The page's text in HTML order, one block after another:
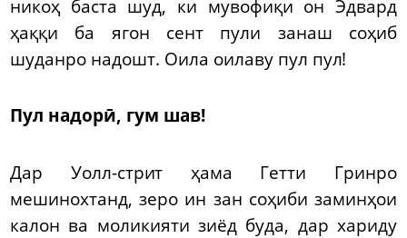
никоҳ баста шуд, ки мувофиқи он Эдвард
ҳаққи ба ягон сент пули занаш соҳиб
шуданро надошт. Оила оилаву пул пул!
Пул надорӣ, гум шав!
Дар Уолл-стрит ҳама Гетти Гринро
мешинохтанд, зеро ин зан соҳиби заминҳои
калон ва моликияти зиёд буда, дар хариду